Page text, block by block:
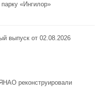
«Ингилор»
выпуск от 02.08.2026
реконструировали